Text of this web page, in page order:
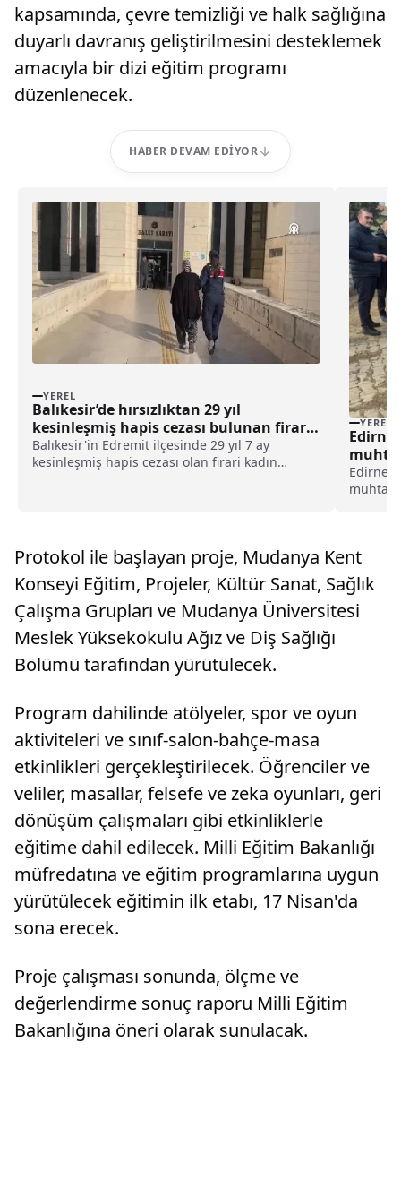
kapsamında, çevre temizliği ve halk sağlığına
duyarlı davranış geliştirilmesini desteklemek
amacıyla bir dizi eğitim programı
düzenlenecek.
HABER DEVAM EDIYOR
YEREL
Balıkesir’de hırsızlıktan 29 yıl
kesinleşmiş hapis cezası bulunan firari
hükümlü yakalandı haberi
Balıkesir'in Edremit ilçesinde 29 yıl 7 ay
kesinleşmiş hapis cezası olan firari kadın
YEREL
Edirne
Edirne
Protokol ile başlayan proje, Mudanya Kent
Konseyi Eğitim, Projeler, Kültür Sanat, Sağlık
Çalışma Grupları ve Mudanya Üniversitesi
Meslek Yüksekokulu Ağız ve Diş Sağlığı
Bölümü tarafından yürütülecek.
Program dahilinde atölyeler, spor ve oyun
aktiviteleri ve sınıf-salon-bahçe-masa
etkinlikleri gerçekleştirilecek. Öğrenciler ve
veliler, masallar, felsefe ve zeka oyunları, geri
dönüşüm çalışmaları gibi etkinliklerle
eğitime dahil edilecek. Milli Eğitim Bakanlığı
müfredatına ve eğitim programlarına uygun
yürütülecek eğitimin ilk etabı, 17 Nisan'da
sona erecek.
Proje çalışması sonunda, ölçme ve
değerlendirme sonuç raporu Milli Eğitim
Bakanlığına öneri olarak sunulacak.